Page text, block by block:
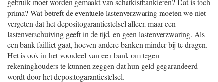
gebruik moet worden gemaakt van schatkistbankieren? Dat is toch
prima? Wat betreft de eventuele lastenverzwaring moeten we niet
vergeten dat het depositogarantiestelsel alleen maar een
lastenverschuiving geeft in de tijd, en geen lastenverzwaring. Als
een bank failliet gaat, hoeven andere banken minder bij te dragen.
Het is ook in het voordeel van een bank om tegen
rekeninghouders te kunnen zeggen dat hun geld gegarandeerd
wordt door het depositogarantiestelsel.